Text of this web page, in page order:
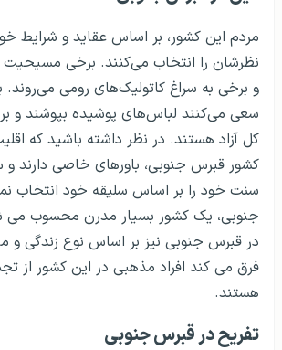
مردم این کشور، بر اساس عقاید و شرایط
نظرشان را انتخاب می‌کنند. برخی مسیحیت
و برخی به سراغ کاتولیک‌های رومی می‌روند.
سعی می‌کنند لباس‌های پوشیده بپوشند و
کل آزاد هستند. در نظر داشته باشید که
کشور قبرس جنوبی، باورهای خاصی دارند
سنت خود را بر اساس سلیقه خود انتخاب
جنوبی، یک کشور بسیار مدرن محسوب می
در قبرس جنوبی نیز بر اساس نوع زندگی و
فرق می کند افراد مذهبی در این کشور از
هستند.
تفریح در قبرس جنوبی